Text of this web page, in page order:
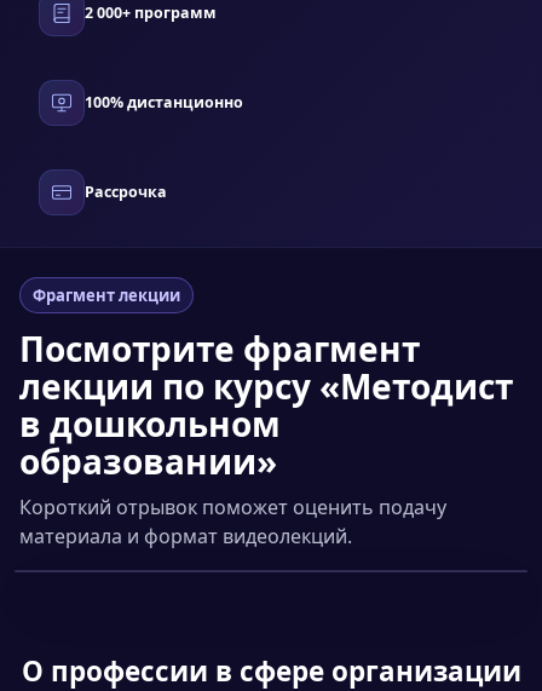
2 000+ программ
100% дистанционно
Рассрочка
Фрагмент лекции
Посмотрите фрагмент
лекции по курсу «Методист
в дошкольном
образовании»
Короткий отрывок поможет оценить подачу
материала и формат видеолекций.
О профессии в сфере организации